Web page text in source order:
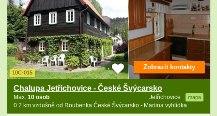
10C-015
Chalupa Jetřichovice - České Švýcarsko
Jetřichovice mapa
Max. 10 osob
0.2 km vzdušně od Roubenka České Švýcarsko - Mariina vyhlídka
Zobrazit kontakty